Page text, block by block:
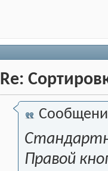
Re:
Правой